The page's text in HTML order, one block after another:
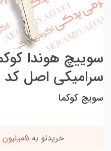
سرامیکی اصل کد 1538025
سویچ کوکما
خریدتو به 5میلیون